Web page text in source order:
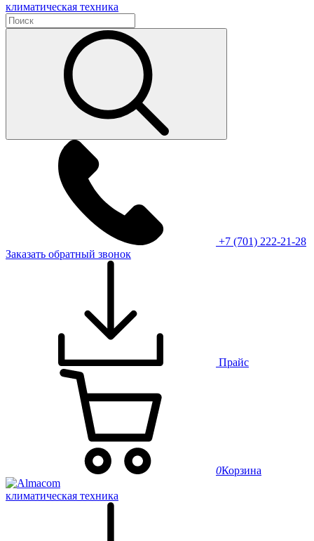
климатическая техника
+7 (701) 222-21-28
Заказать обратный звонок
Прайс
0Корзина
климатическая техника